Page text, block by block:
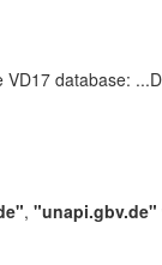
database:
, "unapi.gbv.de"